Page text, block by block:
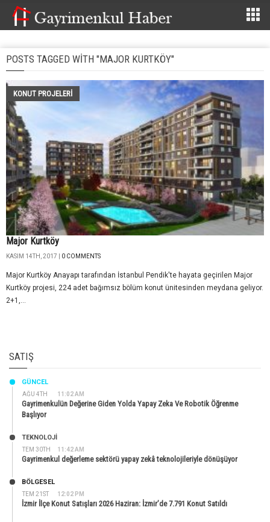
POSTS TAGGED WITH "MAJOR KURTKÖY"
KONUT PROJELERI
Major Kurtköy
KASIM 14TH, 2017 | 0 COMMENTS
Major Kurtköy Anayapı tarafından İstanbul Pendik'te hayata geçirilen Major
Kurtköy projesi, 224 adet bağımsız bölüm konut ünitesinden meydana geliyor.
2+1,...
SATIŞ
AĞU 4TH 11:02 AM
GÜNCEL
Gayrimenkulün Değerine Giden Yolda Yapay Zeka Ve Robotik Öğrenme
Başlıyor
TEM 30TH 11:42 AM
TEKNOLOJİ
Gayrimenkul değerleme sektörü yapay zekâ teknolojileriyle dönüşüyor
TEM 21ST 12:02 PM
BÖLGESEL
İzmir İlçe Konut Satışları 2026 Haziran: İzmir’de 7.791 Konut Satıldı